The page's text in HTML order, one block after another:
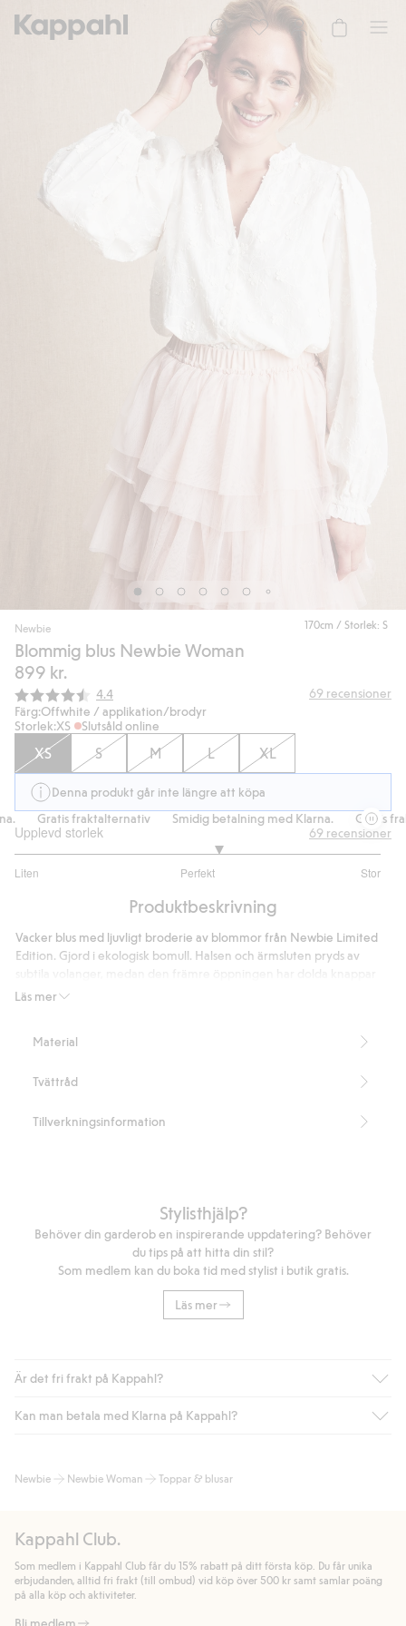
170cm / Storlek: S
Newbie
Blommig blus Newbie Woman
899 kr.
Snittbetyg:
4.4 69 recensioner
Färg:Offwhite / applikation/brodyr
Storlek:XS Slutsåld online
XS S M L XL
Denna produkt går inte längre att köpa
Gratis fraktalternativ
Smidig betalning med Klarna. Gratis
Upplevd storlek
Liten Perfekt Stor
utav
52
betyg
69 recensioner
Produktbeskrivning
Läs mer
Vacker blus med ljuvligt broderie av blommor från Newbie Limited
Edition. Gjord i ekologisk bomull. Halsen och ärmsluten pryds av
för en elegant finish. Finns att matcha med barn.
Innehåller 100% ekologisk bomull.
Organic cotton- GOTS
Material
Tvättråd
Tillverkningsinformation
Stylisthjälp?
Behöver din garderob en inspirerande uppdatering? Behöver
du tips på att hitta din stil?
Som medlem kan du boka tid med stylist i butik gratis.
Läs mer
Är det fri frakt på Kappahl?
Är du medlem i Kappahl Club har du alltid gratis frakt till butik
automatik efter du loggat in och identifierats som medlem.
handlar för.
Läs mer
Kan man betala med Klarna på Kappahl?
bland annat faktura och swish men även andra betalningssätt.
allmänna villkor.
Läs mer
Newbie Newbie Woman Toppar & blusar
Kappahl Club.
Som medlem i Kappahl Club får du 15% rabatt på ditt första köp. Du får unika
erbjudanden, alltid fri frakt (till ombud) vid köp över 500 kr samt samlar poäng
på alla köp och aktiviteter.
Bli medlem